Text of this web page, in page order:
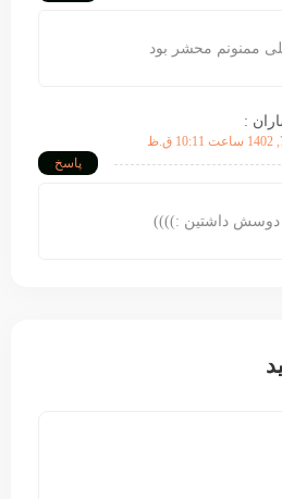
ممنونم محشر بود
:
پاسخ
دوسش داشتین :))))